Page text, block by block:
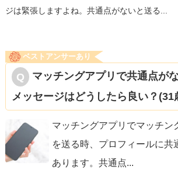
ジは緊張しますよね。共通点がないと送る...
ベストアンサーあり
マッチングアプリで共通点が
メッセージはどうしたら良い？(31
マッチングアプリでマッチン
を送る時、プロフィールに共
あります。共通点...